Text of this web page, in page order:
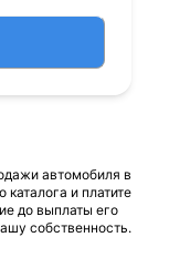
автомобиля в
и платите
до выплаты его
собственность.